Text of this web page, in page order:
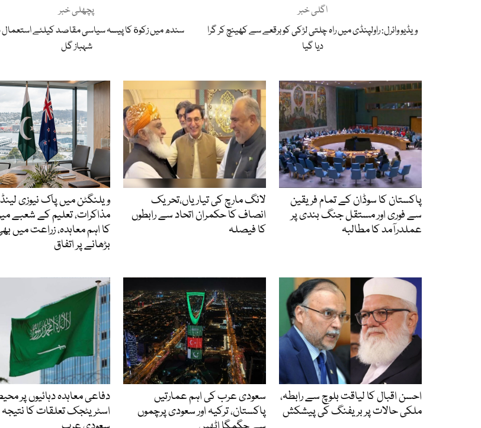
پچھلی خبر
سندھ میں زکوة کا پیسہ سیاسی مقاصد کیلئے استعمال
شہباز گل
اگلی خبر
ویڈیو وائرل: راولپنڈی میں راہ چلتی لڑکی کو برقعے سے کھینچ کر گرا
دیا گیا
ویلنگٹن میں پاک نیوزی لینڈ
مذاکرات، تعلیم کے شعبے
کا اہم معاہدہ، زراعت میں
بڑھانے پر اتفاق
لانگ مارچ کی تیاریاں،تحریک
انصاف کا حکمران اتحاد سے رابطوں
کا فیصلہ
پاکستان کا سوڈان کے تمام فریقین
سے فوری اور مستقل جنگ بندی پر
عملدرآمد کا مطالبہ
دفاعی معاہدہ دہائیوں پر
اسٹریٹجک تعلقات کا
سعودی عرب کی اہم عمارتیں
پاکستان، ترکیہ اور سعودی پرچموں
احسن اقبال کا لیاقت بلوچ سے رابطہ،
ملکی حالات پر بریفنگ کی پیشکش